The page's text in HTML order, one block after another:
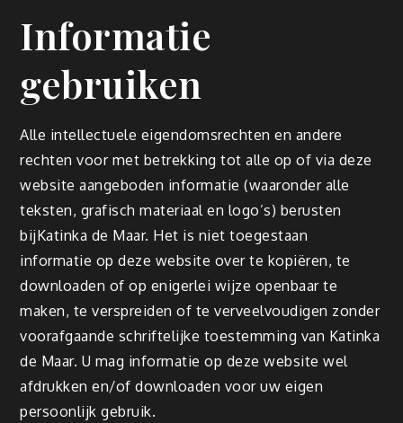
Informatie
gebruiken
Alle intellectuele eigendomsrechten en andere
rechten voor met betrekking tot alle op of via deze
website aangeboden informatie (waaronder alle
teksten, grafisch materiaal en logo’s) berusten
bijKatinka de Maar. Het is niet toegestaan
informatie op deze website over te kopiëren, te
downloaden of op enigerlei wijze openbaar te
maken, te verspreiden of te verveelvoudigen zonder
voorafgaande schriftelijke toestemming van Katinka
de Maar. U mag informatie op deze website wel
afdrukken en/of downloaden voor uw eigen
persoonlijk gebruik.